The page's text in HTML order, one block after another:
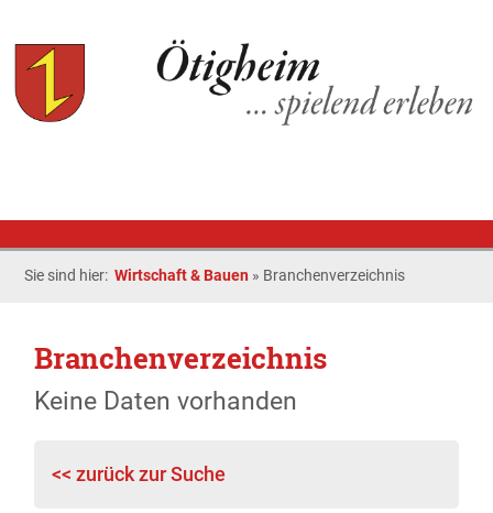
Sie sind hier:Wirtschaft & Bauen » Branchenverzeichnis
Branchenverzeichnis
Keine Daten vorhanden
<< zurück zur Suche